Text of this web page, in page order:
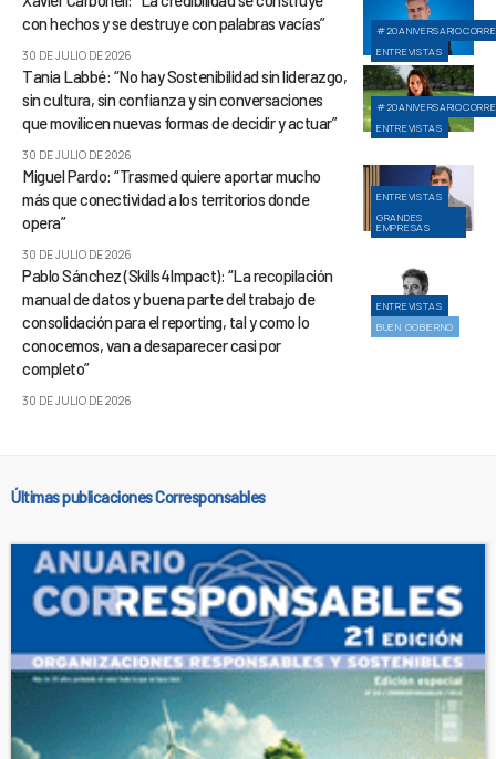
ENTREVISTAS
con hechos y se destruye con palabras vacías”
30 DE JULIO DE 2026
ENTREVISTAS
Tania Labbé: “No hay Sostenibilidad sin liderazgo,
sin cultura, sin confianza y sin conversaciones
que movilicen nuevas formas de decidir y actuar”
30 DE JULIO DE 2026
ENTREVISTAS
GRANDES
EMPRESAS
Miguel Pardo: “Trasmed quiere aportar mucho
más que conectividad a los territorios donde
opera”
30 DE JULIO DE 2026
ENTREVISTAS
BUEN GOBIERNO
Pablo Sánchez (Skills4Impact): “La recopilación
manual de datos y buena parte del trabajo de
consolidación para el reporting, tal y como lo
conocemos, van a desaparecer casi por
completo”
30 DE JULIO DE 2026
Últimas publicaciones Corresponsables